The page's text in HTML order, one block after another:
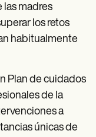
madres
los retos
habitualmente
Plan de cuidados
de la
a
únicas de